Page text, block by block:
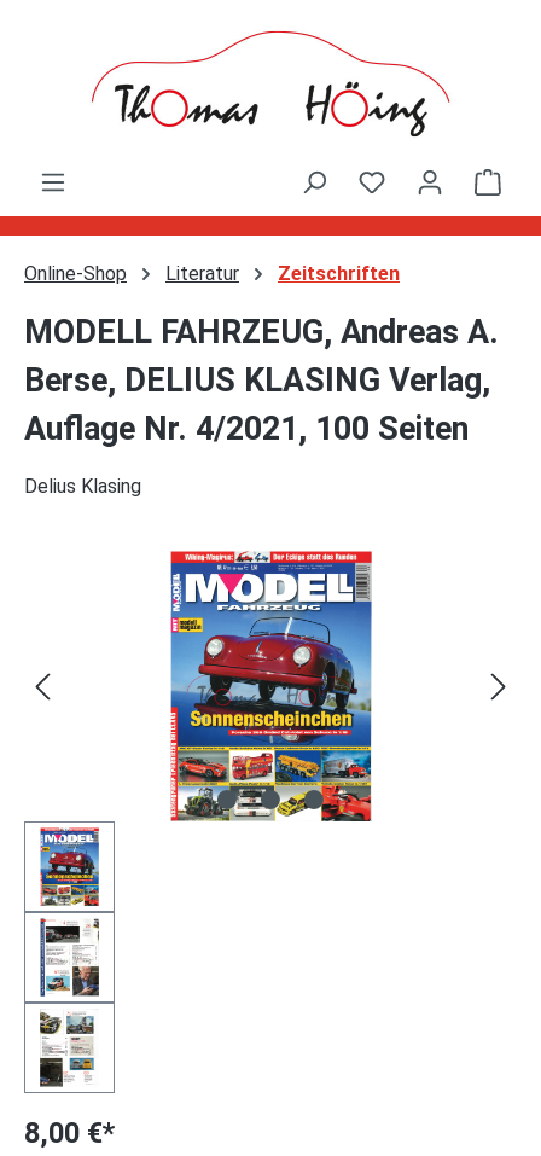
Online-Shop Literatur Zeitschriften
MODELL FAHRZEUG, Andreas A.
Berse, DELIUS KLASING Verlag,
Auflage Nr. 4/2021, 100 Seiten
Delius Klasing
Bildergalerie überspringen
8,00 €*